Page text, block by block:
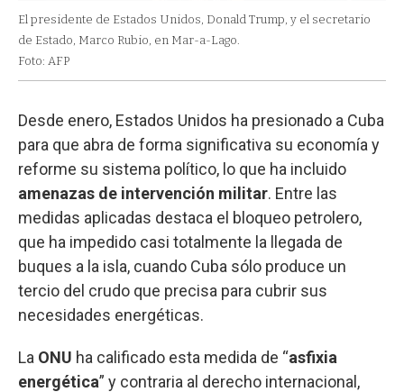
El presidente de Estados Unidos, Donald Trump, y el secretario
de Estado, Marco Rubio, en Mar-a-Lago.
Foto: AFP
Desde enero, Estados Unidos ha presionado a Cuba
para que abra de forma significativa su economía y
reforme su sistema político, lo que ha incluido
amenazas de intervención militar. Entre las
medidas aplicadas destaca el bloqueo petrolero,
que ha impedido casi totalmente la llegada de
buques a la isla, cuando Cuba sólo produce un
tercio del crudo que precisa para cubrir sus
necesidades energéticas.
La ONU ha calificado esta medida de “asfixia
energética” y contraria al derecho internacional,